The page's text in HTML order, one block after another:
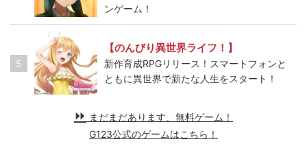
ンゲーム！
5
【のんびり異世界ライフ！】
新作育成RPGリリース！スマートフォンと
ともに異世界で新たな人生をスタート！
まだまだあります、無料ゲーム！
G123公式のゲームはこちら！